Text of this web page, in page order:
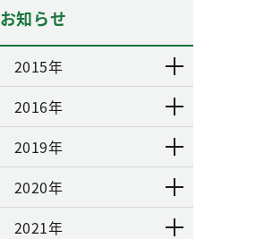
お知らせ
2015年
2016年
2019年
2020年
2021年